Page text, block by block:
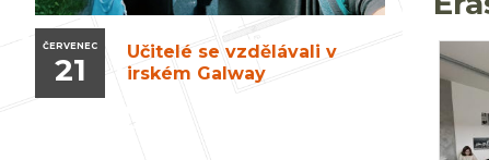
ČERVENEC
21
Učitelé se vzdělávali v
irském Galway